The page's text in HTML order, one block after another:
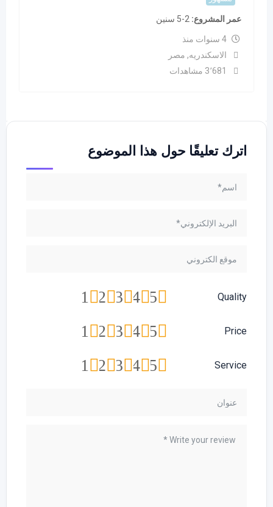
عمر المشروع 2-5 سنين
4 سنوات منذ
الاسكندريه, مصر
3٬681 مشاهدات
اترك تعليقًا حول هذا الموضوع
Quality
5
4
3
2
1
Price
5
4
3
2
1
Service
5
4
3
2
1